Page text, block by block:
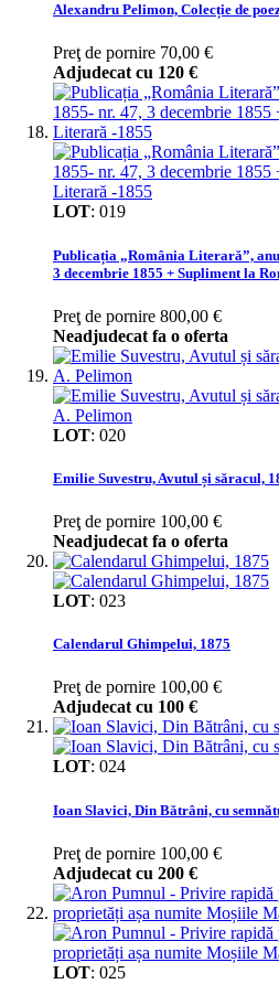
Alexandru Pelimon, Colecție de
Preţ de pornire 70,00 €
Adjudecat cu 120 €
LOT: 019
Publicația „România Literară”,
3 decembrie 1855 + Supliment la
Preţ de pornire 800,00 €
Neadjudecat fa o oferta
LOT: 020
Emilie Suvestru, Avutul și săracul,
Preţ de pornire 100,00 €
Neadjudecat fa o oferta
LOT: 023
Calendarul Ghimpelui, 1875
Preţ de pornire 100,00 €
Adjudecat cu 100 €
LOT: 024
Ioan Slavici, Din Bătrâni, cu
Preţ de pornire 100,00 €
Adjudecat cu 200 €
LOT: 025